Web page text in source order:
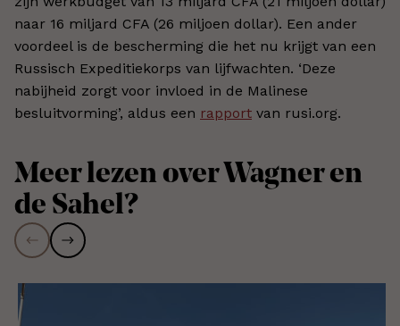
naar 16 miljard CFA (26 miljoen dollar). Een ander
voordeel is de bescherming die het nu krijgt van een
Russisch Expeditiekorps van lijfwachten. ‘Deze
nabijheid zorgt voor invloed in de Malinese
besluitvorming’, aldus een rapport van rusi.org.
Meer lezen over Wagner en
de Sahel?